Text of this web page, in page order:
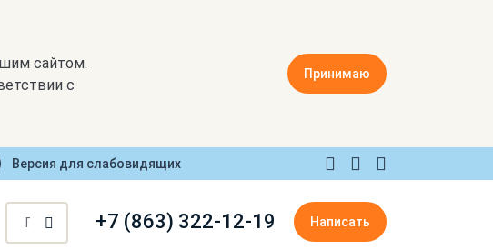
сайтом.
с
Принимаю
Версия для слабовидящих
+7 (863) 322-12-19 Написать